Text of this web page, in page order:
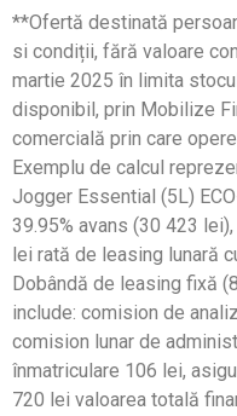
**Ofertă destinată
si condiții, fără valoare
martie 2025 în limita
disponibil, prin Mobilize
comercială prin care
Exemplu de calcul
Jogger Essential (5L)
39.95% avans (30 423
lei rată de leasing lunară
Dobândă de leasing fixă
include: comision de
comision lunar de
înmatriculare 106 lei,
720 lei valoarea totală